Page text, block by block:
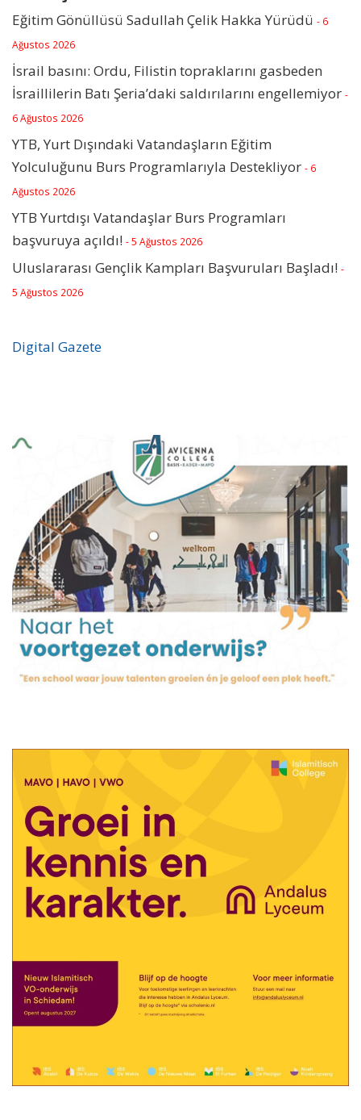
Eğitim Gönüllüsü Sadullah Çelik Hakka Yürüdü - 6
Ağustos 2026
İsrail basını: Ordu, Filistin topraklarını gasbeden
İsraillilerin Batı Şeria’daki saldırılarını engellemiyor -
6 Ağustos 2026
YTB, Yurt Dışındaki Vatandaşların Eğitim
Yolculuğunu Burs Programlarıyla Destekliyor - 6
Ağustos 2026
YTB Yurtdışı Vatandaşlar Burs Programları
başvuruya açıldı! - 5 Ağustos 2026
Uluslararası Gençlik Kampları Başvuruları Başladı! -
5 Ağustos 2026
Digital Gazete